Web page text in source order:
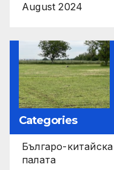
August 2024
Categories
Българо-
палата